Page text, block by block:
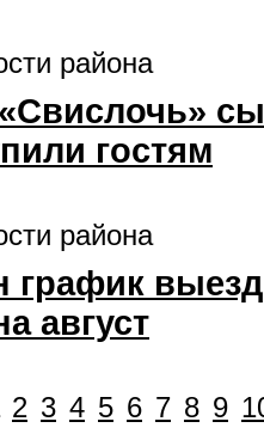
района
гостям
района
график
август
2 3 4 5 6 7 8 9